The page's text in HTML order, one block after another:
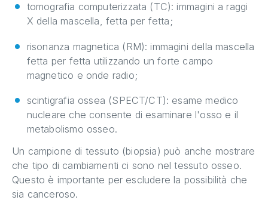
tomografia computerizzata (TC): immagini a raggi
X della mascella, fetta per fetta;
risonanza magnetica (RM): immagini della mascella
fetta per fetta utilizzando un forte campo
magnetico e onde radio;
scintigrafia ossea (SPECT/CT): esame medico
nucleare che consente di esaminare l'osso e il
metabolismo osseo.
Un campione di tessuto (biopsia) può anche mostrare
che tipo di cambiamenti ci sono nel tessuto osseo.
Questo è importante per escludere la possibilità che
sia canceroso.